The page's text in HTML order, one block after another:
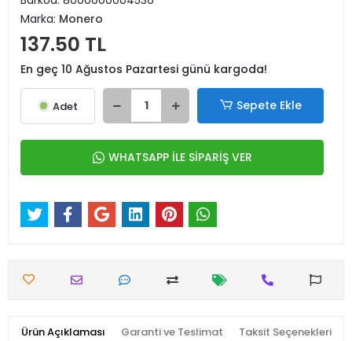
Marka: Monero
137.50 TL
En geç 10 Ağustos Pazartesi günü kargoda!
Adet Sepete Ekle
WHATSAPP İLE SİPARİŞ VER
Ürün Açıklaması Garanti ve Teslimat Taksit Seçenekleri